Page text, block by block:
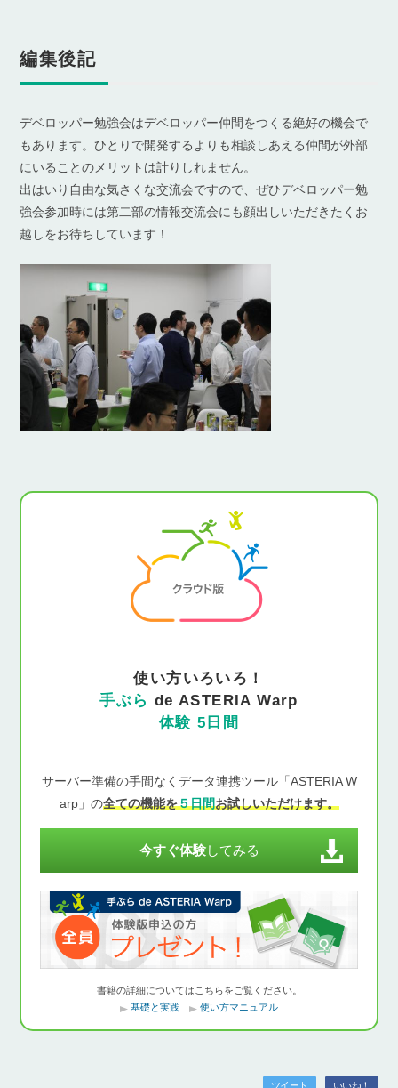
編集後記
デベロッパー勉強会はデベロッパー仲間をつくる絶好の機会で
もあります。ひとりで開発するよりも相談しあえる仲間が外部
にいることのメリットは計りしれません。
出はいり自由な気さくな交流会ですので、ぜひデベロッパー勉
強会参加時には第二部の情報交流会にも顔出しいただきたくお
越しをお待ちしています！
使い方いろいろ！
手ぶら de ASTERIA Warp
体験 5日間
サーバー準備の手間なくデータ連携ツール「ASTERIA W
arp」の全ての機能を５日間お試しいただけます。
今すぐ体験してみる
書籍の詳細についてはこちらをご覧ください。
基礎と実践
使い方マニュアル
ツイート いいね！